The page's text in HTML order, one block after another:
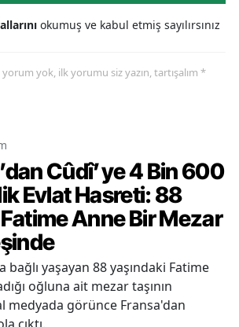
okumuş ve kabul etmiş sayılırsınız
yok, ilk yorumu siz yazın, tartışalım *
Cûdî’ye 4 Bin 600
Evlat Hasreti: 88
Anne Bir Mezar
bağlı yaşayan 88 yaşındaki Fatime
oğluna ait mezar taşının
medyada görünce Fransa'dan